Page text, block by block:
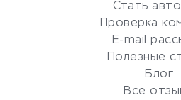
Сервисы по поиску
Сетевой маркетинг
УСЛУГИ ДЛЯ БИЗНЕСА
Стать
Проверка
E-mail
Полезные
Блог
Все